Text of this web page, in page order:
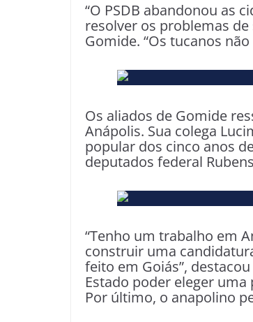
“O PSDB abandonou as
resolver os problemas de
Gomide. “Os tucanos
Os aliados de Gomide
Anápolis. Sua colega
popular dos cinco anos
deputados federal
“Tenho um trabalho em
construir uma
feito em Goiás”,
Estado poder eleger
Por último, o anapolino